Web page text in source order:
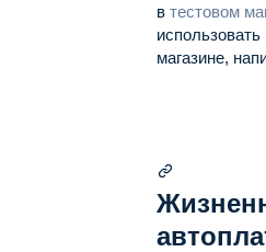
в тестовом
магазине,